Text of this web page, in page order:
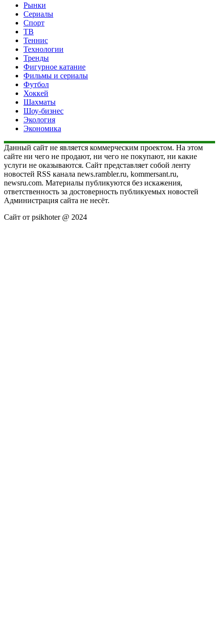
Рынки
Сериалы
Спорт
ТВ
Теннис
Технологии
Тренды
Фигурное катание
Фильмы и сериалы
Футбол
Хоккей
Шахматы
Шоу-бизнес
Экология
Экономика
Данный сайт не является коммерческим проектом. На этом
сайте ни чего не продают, ни чего не покупают, ни какие
услуги не оказываются. Сайт представляет собой ленту
новостей RSS канала news.rambler.ru, kommersant.ru,
newsru.com. Материалы публикуются без искажения,
ответственность за достоверность публикуемых новостей
Администрация сайта не несёт.
Сайт от psikhoter @ 2024